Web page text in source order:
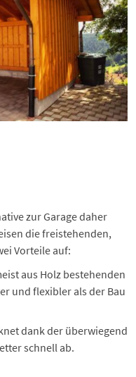
zur Garage daher
die freistehenden,
Vorteile auf:
aus Holz bestehenden
und flexibler als der Bau
dank der überwiegend
schnell ab.